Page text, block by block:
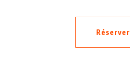
Réserver